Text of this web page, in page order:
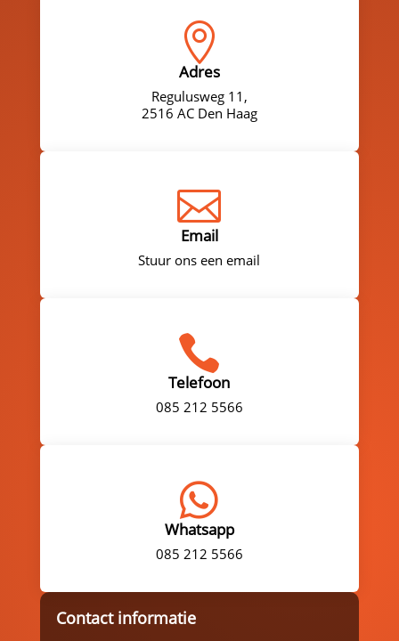

Adres
Regulusweg 11,
2516 AC Den Haag

Email
Stuur ons een email

Telefoon
085 212 5566

Whatsapp
085 212 5566
Contact informatie